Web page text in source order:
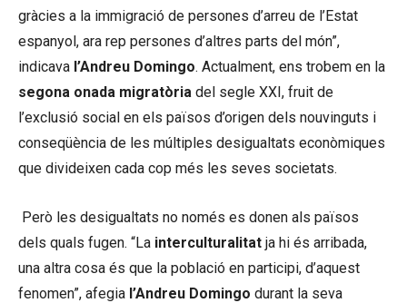
gràcies a la immigració de persones d’arreu de l’Estat
espanyol, ara rep persones d’altres parts del món”,
indicava l’Andreu Domingo. Actualment, ens trobem en la
segona onada migratòria del segle XXI, fruit de
l’exclusió social en els països d’origen dels nouvinguts i
conseqüència de les múltiples desigualtats econòmiques
que divideixen cada cop més les seves societats.
Però les desigualtats no només es donen als països
dels quals fugen. “La interculturalitat ja hi és arribada,
una altra cosa és que la població en participi, d’aquest
fenomen”, afegia l’Andreu Domingo durant la seva